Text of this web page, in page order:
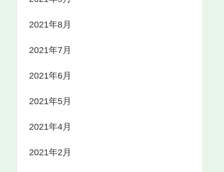
2021年8月
2021年7月
2021年6月
2021年5月
2021年4月
2021年2月